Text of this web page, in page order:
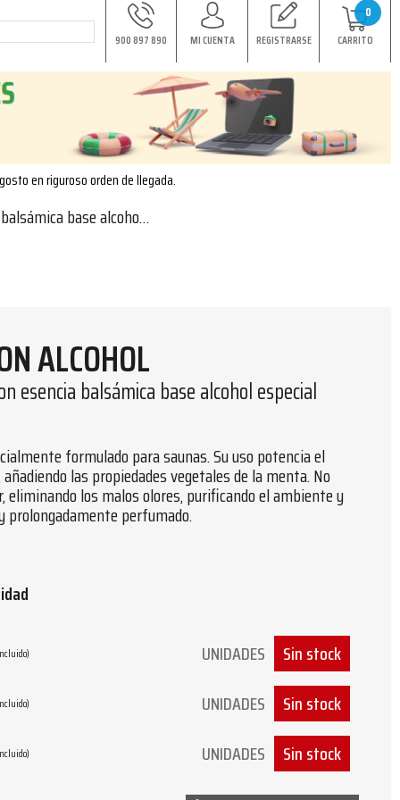
900 897 890 MI CUENTA REGISTRARSE
0
CARRITO
en riguroso orden de llegada.
alcohol especial saunas 10L
ALCOHOL
esencia balsámica base alcohol especial
formulado para saunas. Su uso potencia el
las propiedades vegetales de la menta. No
eliminando los malos olores, purificando el ambiente y
prolongadamente perfumado.
UNIDADES Sin stock
UNIDADES Sin stock
UNIDADES Sin stock